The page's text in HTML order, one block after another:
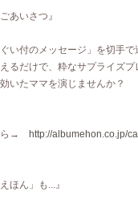
あいさつ』
い付のメッセージ」を切手
るだけで、粋なサプライズ
いたママを演じませんか？
ら→ http://albumehon.co.jp/
ほん」も...』